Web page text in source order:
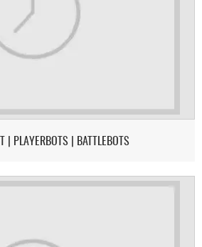
| PLAYERBOTS | BATTLEBOTS